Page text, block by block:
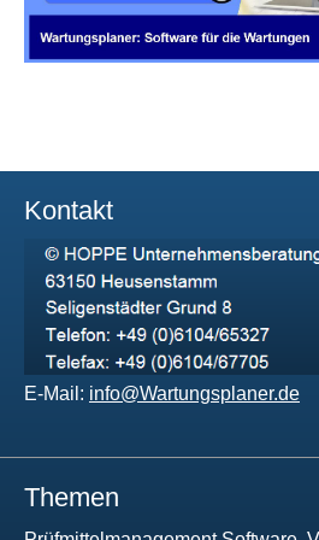
Kontakt
E-Mail: info@Wartungsplaner.de
Themen